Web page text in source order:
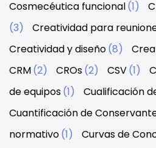
Cosmecéutica funcional(1)
(3)
Creatividad para
Creatividad y diseño(8)
CRM(2) CROs(2) CSV(1)
de equipos(1) Cualificación
Cuantificación de
normativo(1) Curvas de